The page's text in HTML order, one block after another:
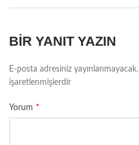
BIR YANIT YAZIN
E-posta adresiniz yayınlanmayacak.
işaretlenmişlerdir
Yorum *